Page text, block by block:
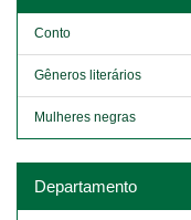
Conto
Gêneros literários
Mulheres negras
Departamento